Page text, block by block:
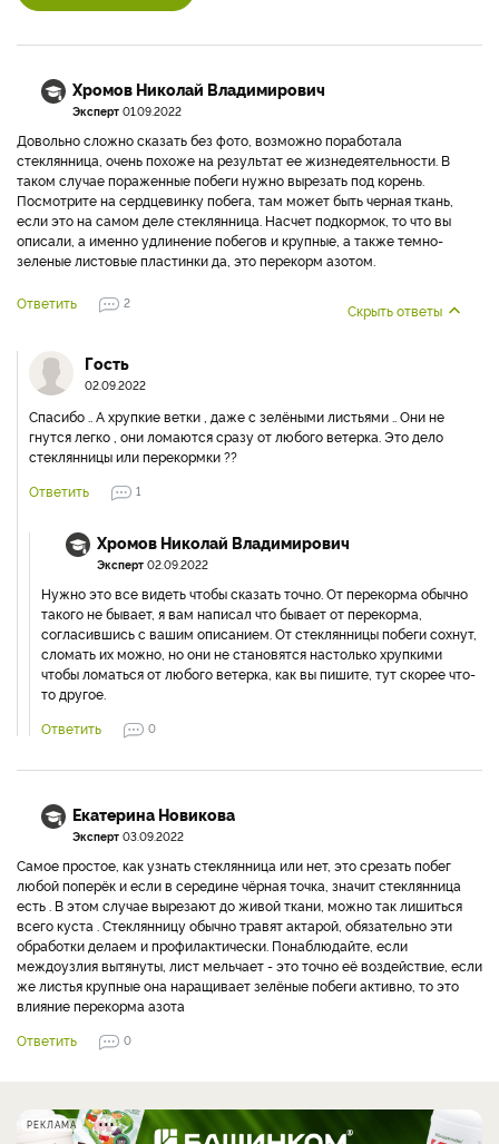
Хромов Николай Владимирович
Эксперт 01.09.2022
Довольно сложно сказать без фото, возможно поработала
стеклянница, очень похоже на результат ее жизнедеятельности. В
таком случае пораженные побеги нужно вырезать под корень.
Посмотрите на сердцевинку побега, там может быть черная ткань,
если это на самом деле стеклянница. Насчет подкормок, то что вы
описали, а именно удлинение побегов и крупные, а также темно-
зеленые листовые пластинки да, это перекорм азотом.
Ответить 2 Скрыть ответы
Гость
02.09.2022
Спасибо .. А хрупкие ветки , даже с зелёными листьями .. Они не
гнутся легко , они ломаются сразу от любого ветерка. Это дело
стеклянницы или перекормки ??
Ответить
1
Хромов Николай Владимирович
Эксперт 02.09.2022
Нужно это все видеть чтобы сказать точно. От перекорма обычно
такого не бывает, я вам написал что бывает от перекорма,
согласившись с вашим описанием. От стеклянницы побеги сохнут,
сломать их можно, но они не становятся настолько хрупкими
чтобы ломаться от любого ветерка, как вы пишите, тут скорее что-
то другое.
Ответить
0
Екатерина Новикова
Эксперт 03.09.2022
Самое простое, как узнать стеклянница или нет, это срезать побег
любой поперёк и если в середине чёрная точка, значит стеклянница
есть . В этом случае вырезают до живой ткани, можно так лишиться
всего куста . Стеклянницу обычно травят актарой, обязательно эти
обработки делаем и профилактически. Понаблюдайте, если
междоузлия вытянуты, лист мельчает - это точно её воздействие, если
же листья крупные она наращивает зелёные побеги активно, то это
влияние перекорма азота
Ответить
0
РЕКЛАМА